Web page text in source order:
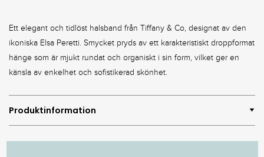
Ett elegant och tidlöst halsband från Tiffany & Co, designat av den
ikoniska Elsa Peretti. Smycket pryds av ett karakteristiskt droppformat
hänge som är mjukt rundat och organiskt i sin form, vilket ger en
känsla av enkelhet och sofistikerad skönhet.
Produktinformation